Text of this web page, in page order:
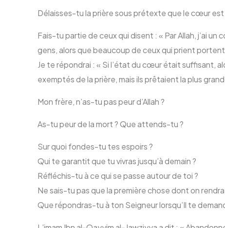
Délaisses-tu la prière sous prétexte que le cœur
Fais-tu partie de ceux qui disent : « Par Allah, j’ai un
gens, alors que beaucoup de ceux qui prient
Je te répondrai : « Si l’état du cœur était suffisant,
exemptés de la prière, mais ils prêtaient la plus
Mon frère, n’as-tu pas peur d’Allah ?
As-tu peur de la mort ? Que attends-tu ?
Sur quoi fondes-tu tes espoirs ?
Qui te garantit que tu vivras jusqu’à demain ?
Réfléchis-tu à ce qui se passe autour de toi ?
Ne sais-tu pas que la première chose dont on
Que répondras-tu à ton Seigneur lorsqu’Il te